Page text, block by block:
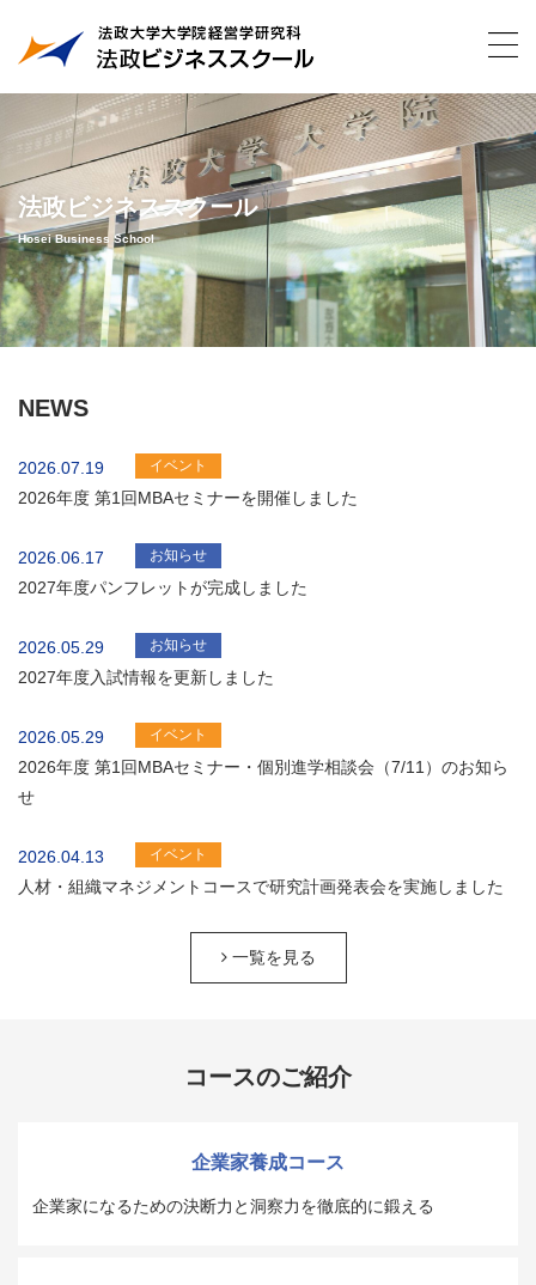
法政ビジネススクール
Hosei Business School
NEWS
2026.07.19 イベント
2026年度 第1回MBAセミナーを開催しました
2026.06.17 お知らせ
2027年度パンフレットが完成しました
2026.05.29 お知らせ
2027年度入試情報を更新しました
2026.05.29 イベント
2026年度 第1回MBAセミナー・個別進学相談会（7/11）のお知ら
せ
2026.04.13 イベント
人材・組織マネジメントコースで研究計画発表会を実施しました
一覧を見る
コースのご紹介
企業家養成コース
企業家になるための決断力と洞察力を徹底的に鍛える